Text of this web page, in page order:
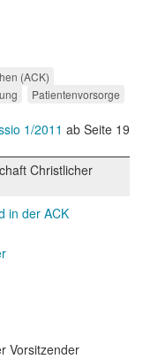
(ACK)
Patientenvorsorge
1/2011 ab Seite 19
Christlicher
in der ACK
Vorsitzender